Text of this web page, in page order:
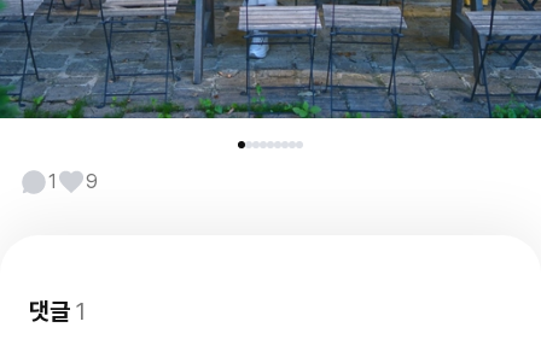
1 9
댓글1